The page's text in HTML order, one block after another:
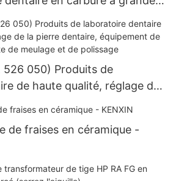
ISO
526 050) Produits de
de haute qualité, réglage de
de pierres
meulage et de polissage
de fraises en céramique -